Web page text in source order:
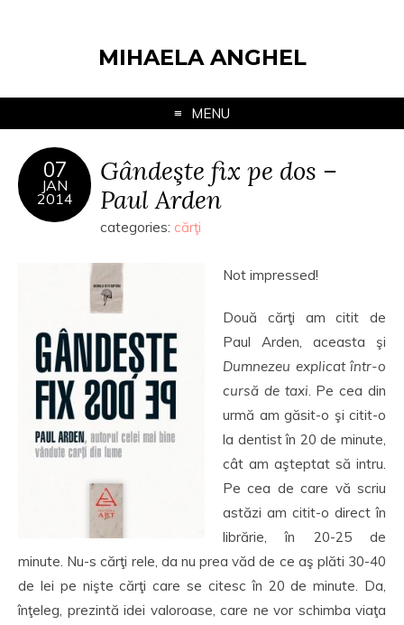
MIHAELA ANGHEL
MENU
07
JAN
2014
Gândeşte fix pe dos –
Paul Arden
categories: cărţi
Not impressed!
Două cărţi am citit de
Paul Arden, aceasta şi
Dumnezeu explicat într-o
cursă de taxi. Pe cea din
urmă am găsit-o şi citit-o
la dentist în 20 de minute,
cât am aşteptat să intru.
Pe cea de care vă scriu
astăzi am citit-o direct în
librărie, în 20-25 de
minute. Nu-s cărţi rele, da nu prea văd de ce aş plăti 30-40
de lei pe nişte cărţi care se citesc în 20 de minute. Da,
înţeleg, prezintă idei valoroase, care ne vor schimba viaţa